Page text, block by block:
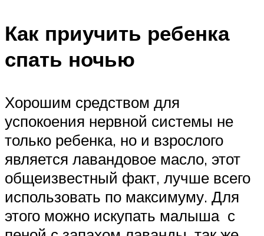
Как приучить ребенка
спать ночью
Хорошим средством для
успокоения нервной системы не
только ребенка, но и взрослого
является лавандовое масло, этот
общеизвестный факт, лучше всего
использовать по максимуму. Для
этого можно искупать малыша с